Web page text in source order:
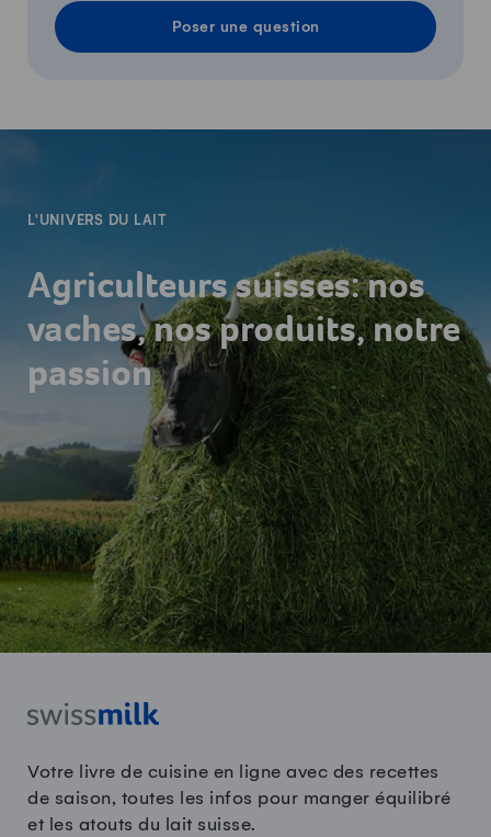
Poser une question
L'UNIVERS DU LAIT
Agriculteurs suisses: nos
vaches, nos produits, notre
passion
Votre livre de cuisine en ligne avec des recettes
de saison, toutes les infos pour manger équilibré
et les atouts du lait suisse.